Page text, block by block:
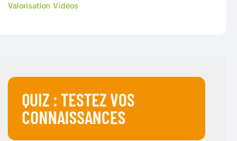
Valorisation Vidéos
QUIZ : TESTEZ VOS
CONNAISSANCES